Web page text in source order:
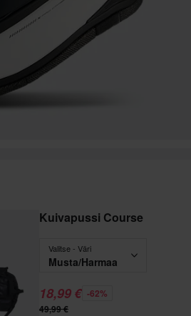
Kuivapussi Course
Valitse - Väri
Musta/Harmaa
18,99 € -62%
49,99 €